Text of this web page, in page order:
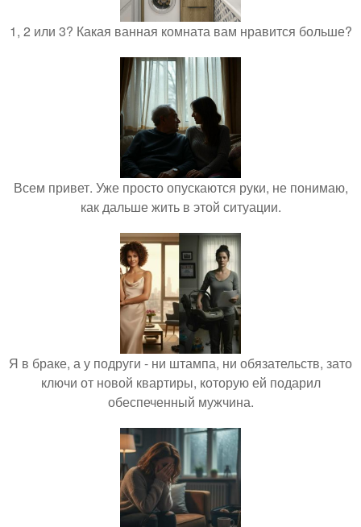
1, 2 или 3? Какая ванная комната вам нравится больше?
Всем привет. Уже просто опускаются руки, не понимаю,
как дальше жить в этой ситуации.
Я в браке, а у подруги - ни штампа, ни обязательств, зато
ключи от новой квартиры, которую ей подарил
обеспеченный мужчина.